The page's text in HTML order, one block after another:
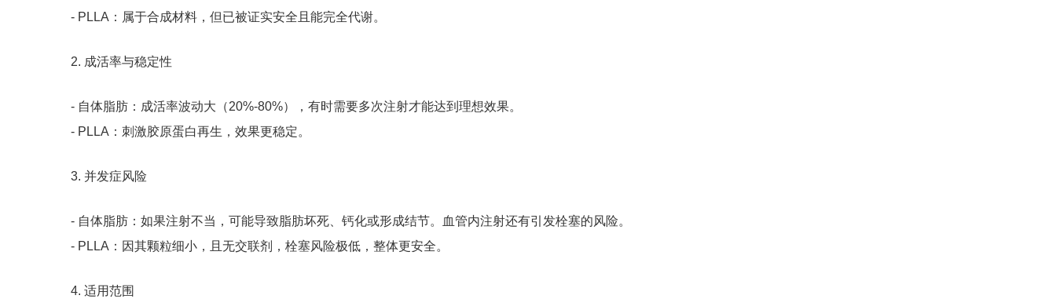
- PLLA：属于合成材料，但已被证实安全且能完全代谢。
2. 成活率与稳定性
- 自体脂肪：成活率波动大（20%-80%），有时需要多次注射才能达到理想效果。
- PLLA：刺激胶原蛋白再生，效果更稳定。
3. 并发症风险
- 自体脂肪：如果注射不当，可能导致脂肪坏死、钙化或形成结节。血管内注射还有引发栓塞的风险。
- PLLA：因其颗粒细小，且无交联剂，栓塞风险极低，整体更安全。
4. 适用范围